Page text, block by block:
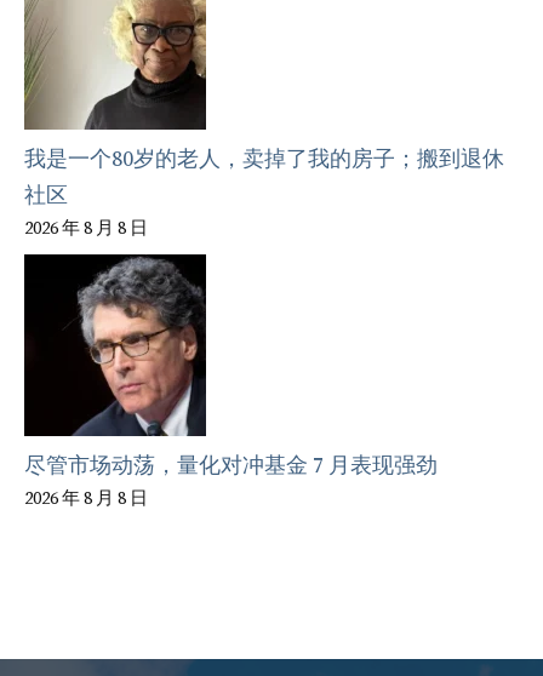
我是一个80岁的老人，卖掉了我的房子；搬到退休
社区
2026 年 8 月 8 日
尽管市场动荡，量化对冲基金 7 月表现强劲
2026 年 8 月 8 日